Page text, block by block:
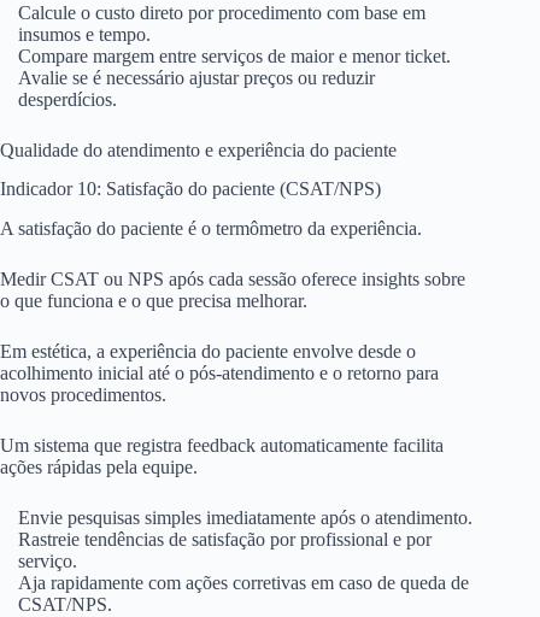
Calcule o custo direto por procedimento com base em
insumos e tempo.
Compare margem entre serviços de maior e menor ticket.
Avalie se é necessário ajustar preços ou reduzir
desperdícios.
Qualidade do atendimento e experiência do paciente
Indicador 10: Satisfação do paciente (CSAT/NPS)
A satisfação do paciente é o termômetro da experiência.
Medir CSAT ou NPS após cada sessão oferece insights sobre
o que funciona e o que precisa melhorar.
Em estética, a experiência do paciente envolve desde o
acolhimento inicial até o pós-atendimento e o retorno para
novos procedimentos.
Um sistema que registra feedback automaticamente facilita
ações rápidas pela equipe.
Envie pesquisas simples imediatamente após o atendimento.
Rastreie tendências de satisfação por profissional e por
serviço.
Aja rapidamente com ações corretivas em caso de queda de
CSAT/NPS.